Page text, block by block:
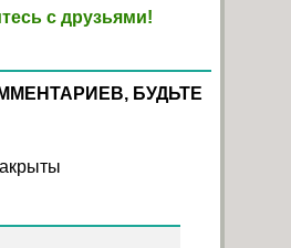
с друзьями!
БУДЬТЕ